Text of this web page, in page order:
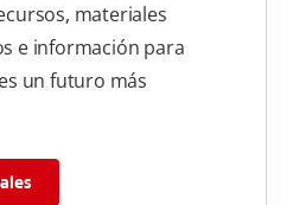
materiales
e información para
un futuro más